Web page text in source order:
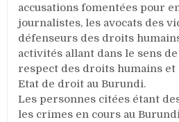
accusations fomentées pour
journalistes, les avocats des
défenseurs des droits
activités allant dans le sens
respect des droits humains et
Etat de droit au Burundi.
Les personnes citées étant
les crimes en cours au